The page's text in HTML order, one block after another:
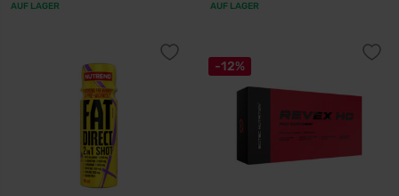
AUF LAGER AUF LAGER
-12%